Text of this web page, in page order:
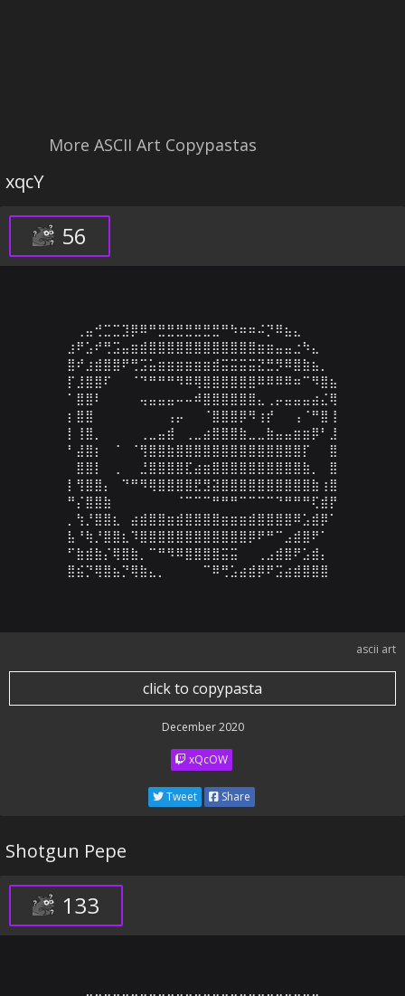
More ASCII Art Copypastas
xqcY
56
⠀⢀⣤⢚⣉⣉⣹⡿⠿⠛⣛⣛⣛⣛⣛⣛⣛⠛⠳⠶⠶⠬⡙⠿⣦⣄⠀⠀⠀⠀
⣰⠟⣡⠞⢛⣩⣤⣶⣾⣿⣿⣿⣿⣿⣿⣿⣿⣿⣿⣿⣿⣶⣶⣤⣤⣐⠳⣄⠀⠀
⣿⠞⣰⣾⣿⣿⠟⢛⣩⣥⣶⣶⣶⣶⣶⣶⣾⣭⣭⣭⣭⣝⣛⡻⠿⣿⣷⣦⡀⠀
⡏⣸⣿⣿⠏⠀⠀⠈⠙⠛⠛⠛⠻⠿⢿⣿⣿⣿⣿⣿⣿⠿⠿⠿⠿⠶⠉⠻⣿⣦
⠁⣿⣿⠇⠀⠀⠀⠀⢤⣤⣤⣤⠤⠤⠾⣿⣿⣿⣿⣿⣿⣄⢀⡤⣤⣤⣤⣴⣌⢿
⡆⣿⣿⠀⠀⠀⠀⠀⠀⠀⠀⢠⡤⠀⠀⠈⣿⣿⣿⡿⠻⢰⡞⠀⠀⢠⠈⠛⣿⢸
⡇⢸⣿⡀⠀⠀⠀⠀⢀⣀⣤⣾⠀⢀⣀⣴⣿⣿⣿⣷⣀⣀⣷⣤⣤⣶⣶⡿⠃⣸
⠃⣼⣿⡆⠀⠈⠀⠈⢻⣿⣿⣷⣿⣿⣿⣿⣿⣿⣿⣿⣿⣿⣿⣿⣿⣿⡏⠀⠀⣿
⠀⣿⣿⡇⠀⢀⠀⠀⣘⣿⣿⣿⣿⣏⣴⣶⣿⣿⣿⣿⣿⣿⣿⣿⣿⣿⣷⡀⠀⣿
⡇⢻⣿⣿⡄⠀⠙⠛⠻⢿⣿⣿⣿⣿⣟⣻⣽⣿⣿⣿⣿⣿⣿⣿⣿⣿⣿⣷⢰⣿
⠛⡌⣿⣿⣷⠀⠀⠀⠀⠀⠀⠀⠈⠉⠉⠉⠛⠛⠛⠉⠉⠉⠉⠙⠛⠛⠛⢏⣾⡟
⡀⢳⡘⣿⣿⣆⠀⣴⣾⣿⣿⣶⣾⣿⣿⣿⣿⣶⣶⣶⣾⣿⣿⣿⣿⠿⣡⣾⡿⠁
⣧⠘⢷⡘⣿⣿⣆⠹⣿⣿⣿⣿⣿⣿⣿⣿⣿⣿⣿⣿⡿⠟⠛⠉⣠⣾⣿⠟⠁⠀
⠋⣷⣾⣷⡌⢿⣿⣷⡀⠉⠛⠻⠿⣿⣿⣿⣿⣭⣭⠀⠀⢀⣠⣾⣿⠟⣡⣾⡄⠀
⣿⣮⡙⢿⣿⣦⡙⢿⣷⣄⡀⠀⠀⠀⠀⠉⠿⢛⣡⣴⣾⡿⠟⣩⣴⣾⣿⣿⣿⠀
ascii art
click to copypasta
December 2020
xQcOW
Tweet Share
Shotgun Pepe
133